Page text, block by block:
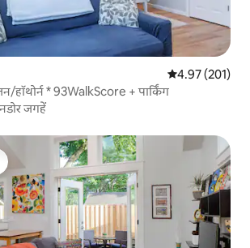
औसत रेटिंग 5 में से
4.97 (201)
हॉथोर्न * 93WalkScore + पार्किंग
जगहें